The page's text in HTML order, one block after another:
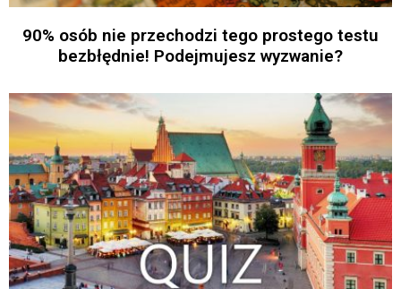
90% osób nie przechodzi tego prostego testu
bezbłędnie! Podejmujesz wyzwanie?